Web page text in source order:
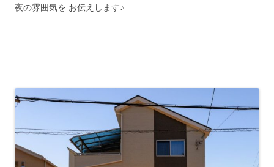
夜の雰囲気を お伝えします♪